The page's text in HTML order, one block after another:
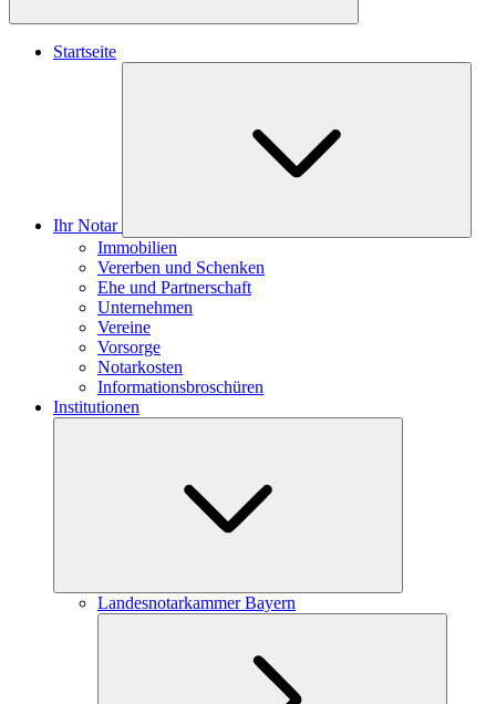
Startseite
Ihr Notar
Immobilien
Vererben und Schenken
Ehe und Partnerschaft
Unternehmen
Vereine
Vorsorge
Notarkosten
Informationsbroschüren
Institutionen
Landesnotarkammer Bayern